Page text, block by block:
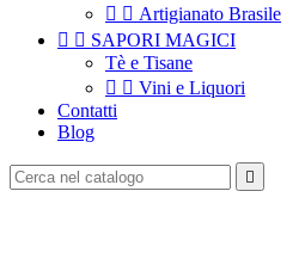
  Artigianato Brasile
  SAPORI MAGICI
Tè e Tisane
  Vini e Liquori
Contatti
Blog
